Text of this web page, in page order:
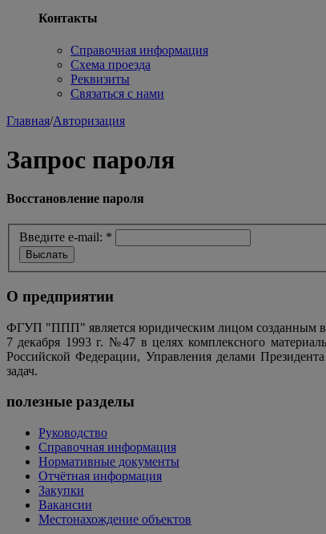
Контакты
Справочная информация
Схема проезда
Реквизиты
Связаться с нами
Главная/Авторизация
Запрос пароля
Восстановление пароля
Введите e-mail: *
О предприятии
ФГУП "ППП" является юридическим лицом созданным в
7 декабря 1993 г. №47 в целях комплексного
Российской Федерации, Управления делами
задач.
полезные разделы
Руководство
Справочная информация
Нормативные документы
Отчётная информация
Закупки
Вакансии
Местонахождение объектов